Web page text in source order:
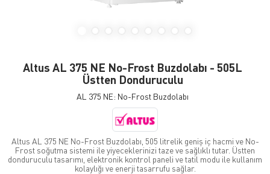
Altus AL 375 NE No-Frost Buzdolabı - 505L
Üstten Donduruculu
AL 375 NE: No-Frost Buzdolabı
Altus AL 375 NE No-Frost Buzdolabı, 505 litrelik geniş iç hacmi ve No-
Frost soğutma sistemi ile yiyeceklerinizi taze ve sağlıklı tutar. Üstten
donduruculu tasarımı, elektronik kontrol paneli ve tatil modu ile kullanım
kolaylığı ve enerji tasarrufu sağlar.